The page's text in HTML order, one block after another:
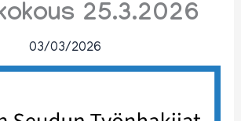
25.3.2026
03/03/2026